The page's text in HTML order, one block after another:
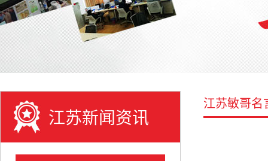
江苏新闻资讯
江苏敏哥名